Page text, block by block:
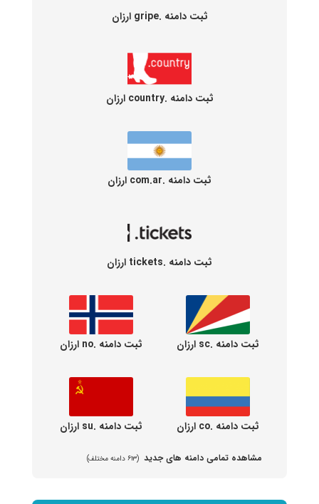
ثبت دامنه .gripe ارزان
ثبت دامنه .country ارزان
ثبت دامنه .com.ar ارزان
ثبت دامنه .tickets ارزان
ثبت دامنه .sc ارزان ثبت دامنه .no ارزان
ثبت دامنه .co ارزان ثبت دامنه .su ارزان
مشاهده تمامی دامنه های جدید (۶۱۳ دامنه مختلف)